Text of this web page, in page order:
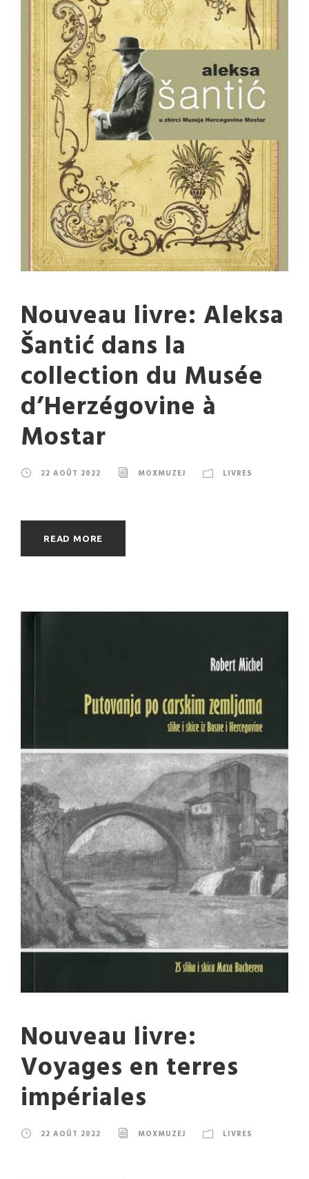
Nouveau livre: Aleksa
Šantić dans la
collection du Musée
d’Herzégovine à
Mostar
22 AOÛT 2022 MOXMUZEJ LIVRES
READ MORE
Nouveau livre:
Voyages en terres
impériales
22 AOÛT 2022 MOXMUZEJ LIVRES